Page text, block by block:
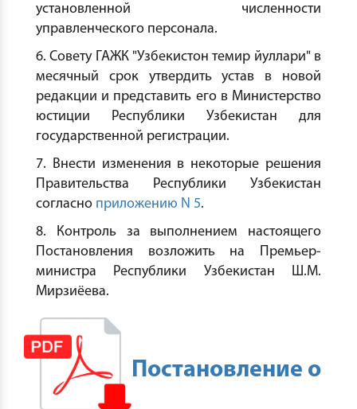
установленной численности
управленческого персонала.
6. Совету ГАЖК "Узбекистон темир йуллари" в
месячный срок утвердить устав в новой
редакции и представить его в Министерство
юстиции Республики Узбекистан для
государственной регистрации.
7. Внести изменения в некоторые решения
Правительства Республики Узбекистан
согласно приложению N 5.
8. Контроль за выполнением настоящего
Постановления возложить на Премьер-
министра Республики Узбекистан Ш.М.
Мирзиёева.
Постановление о